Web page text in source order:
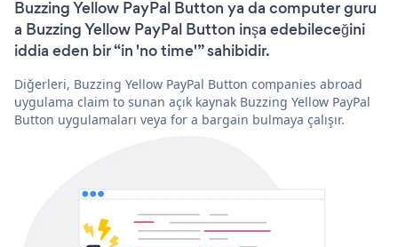
Buzzing Yellow PayPal Button ya da computer guru
a Buzzing Yellow PayPal Button inşa edebileceğini
iddia eden bir “in 'no time'” sahibidir.
Diğerleri, Buzzing Yellow PayPal Button companies abroad
uygulama claim to sunan açık kaynak Buzzing Yellow PayPal
Button uygulamaları veya for a bargain bulmaya çalışır.